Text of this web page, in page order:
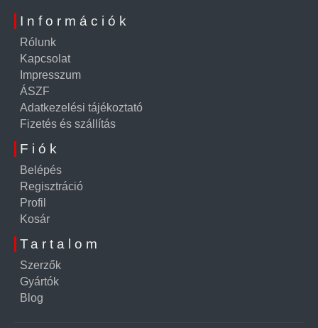
Információk
Rólunk
Kapcsolat
Impresszum
ÁSZF
Adatkezelési tájékoztató
Fizetés és szállítás
Fiók
Belépés
Regisztráció
Profil
Kosár
Tartalom
Szerzők
Gyártók
Blog